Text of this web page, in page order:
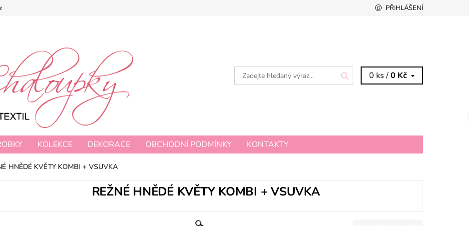
PŘIHLÁŠENÍ
0 ks /0 Kč
KOLEKCE DEKORACE OBCHODNÍ PODMÍNKY KONTAKTY
HNĚDÉ KVĚTY KOMBI + VSUVKA
REŽNÉ HNĚDÉ KVĚTY KOMBI + VSUVKA